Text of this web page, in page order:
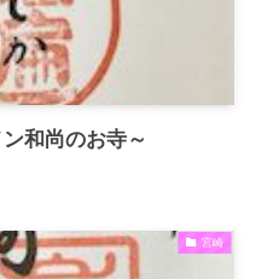
和尚のお寺～
宮崎